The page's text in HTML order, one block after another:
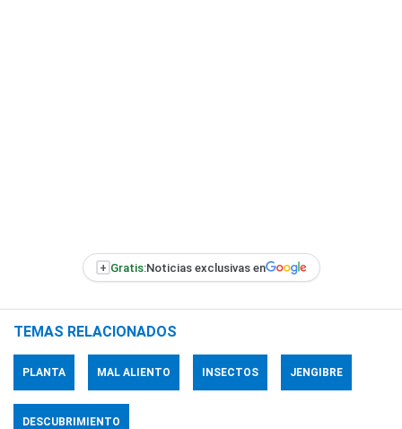
+ Gratis:Noticias exclusivas en
TEMAS RELACIONADOS
PLANTA MAL ALIENTO INSECTOS JENGIBRE
DESCUBRIMIENTO